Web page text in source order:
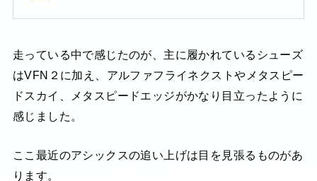
走っている中で感じたのが、主に履かれているシューズ
はVFN２に加え、アルファフライネクストやメタスピー
ドスカイ、メタスピードエッジがかなり目立ったように
感じました。
ここ最近のアシックスの追い上げは目を見張るものがあ
ります。